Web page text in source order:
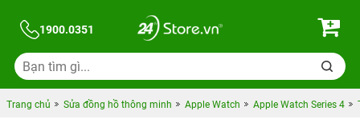
1900.0351
Trang chủ Sửa đồng hồ thông minh Apple Watch Apple Watch Series 4